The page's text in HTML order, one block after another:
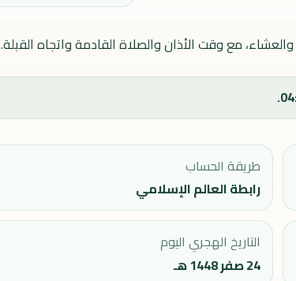
مع وقت الأذان والصلاة القادمة واتجاه القبلة.
طريقة الحساب
رابطة العالم الإسلامي
التاريخ الهجري اليوم
24 صفر 1448 هـ